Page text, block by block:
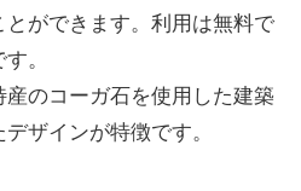
ができます。利用は無料で
。
のコーガ石を使用した建築
ザインが特徴です。